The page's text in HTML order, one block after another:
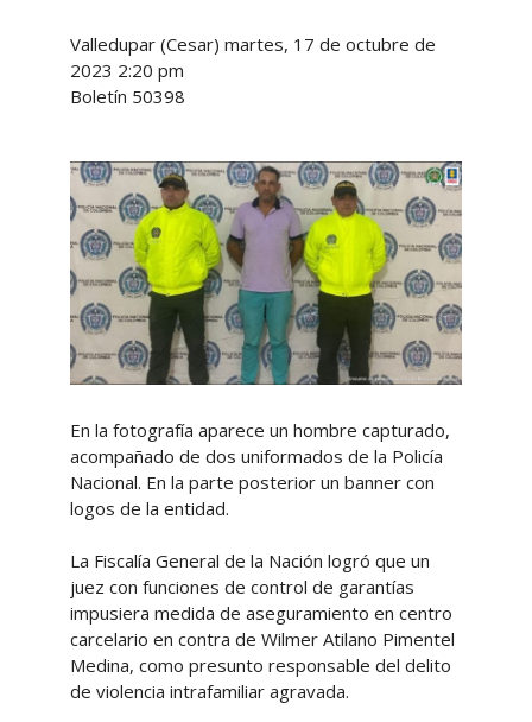
Valledupar (Cesar) martes, 17 de octubre de
2023 2:20 pm
Boletín 50398
En la fotografía aparece un hombre capturado,
acompañado de dos uniformados de la Policía
Nacional. En la parte posterior un banner con
logos de la entidad.
La Fiscalía General de la Nación logró que un
juez con funciones de control de garantías
impusiera medida de aseguramiento en centro
carcelario en contra de Wilmer Atilano Pimentel
Medina, como presunto responsable del delito
de violencia intrafamiliar agravada.